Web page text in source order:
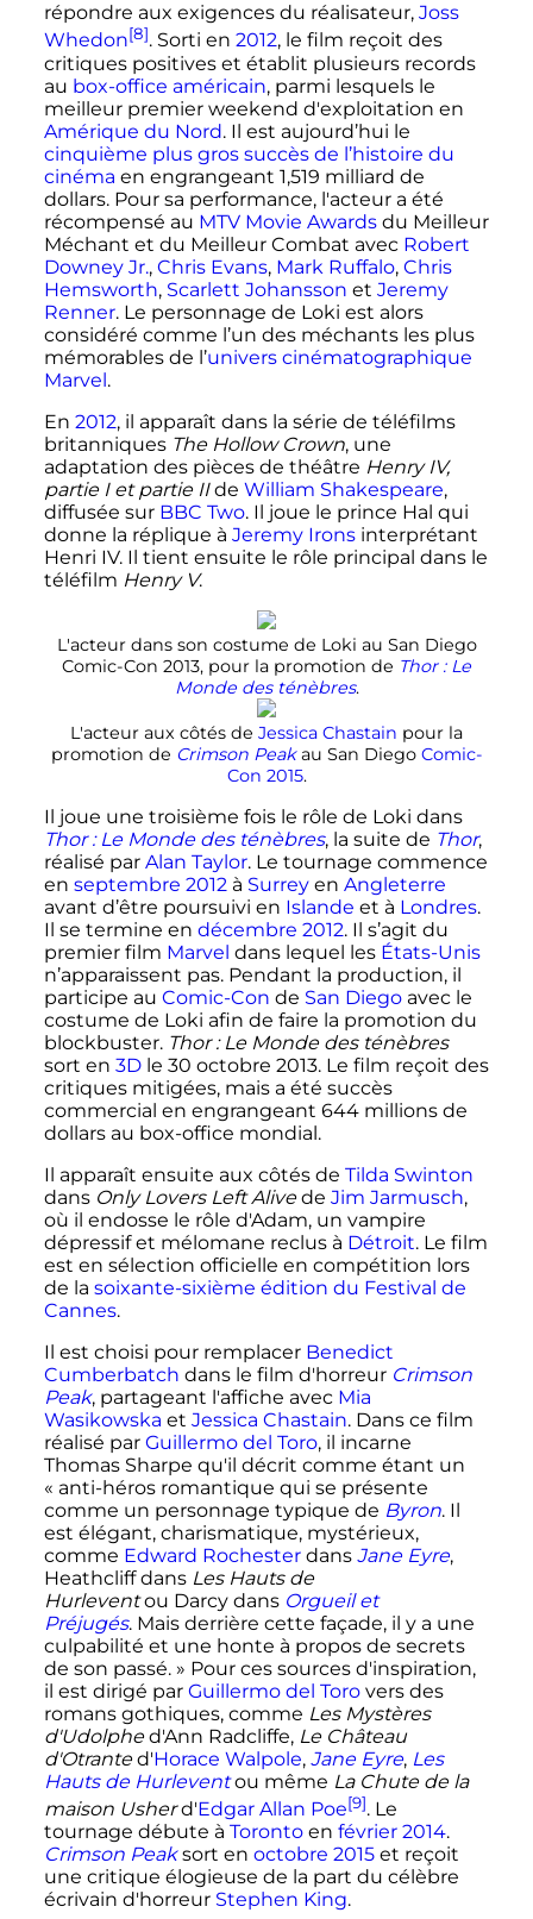
répondre aux exigences du réalisateur, Joss
Whedon[8]. Sorti en 2012, le film reçoit des
critiques positives et établit plusieurs records
au box-office américain, parmi lesquels le
meilleur premier weekend d'exploitation en
Amérique du Nord. Il est aujourd’hui le
cinquième plus gros succès de l’histoire du
cinéma en engrangeant 1,519 milliard de
dollars. Pour sa performance, l'acteur a été
récompensé au MTV Movie Awardsdu Meilleur
Méchant et du Meilleur Combat avec Robert
Downey Jr., Chris Evans, Mark Ruffalo, Chris
Hemsworth, Scarlett Johansson et Jeremy
Renner. Le personnage de Loki est alors
considéré comme l’un des méchants les plus
mémorables de l’univers cinématographique
Marvel.
En 2012, il apparaît dans la série de téléfilms
britanniques The Hollow Crown, une
adaptation des pièces de théâtre Henry IV,
partie I et partie IIde William Shakespeare,
diffusée sur BBC Two. Il joue le prince Hal qui
donne la réplique à Jeremy Ironsinterprétant
Henri IV. Il tient ensuite le rôle principal dans le
téléfilm Henry V.
L'acteur dans son costume de Loki au San Diego
Comic-Con 2013, pour la promotion de Thor : Le
Monde des ténèbres.
L'acteur aux côtés de Jessica Chastain pour la
promotion de Crimson Peakau San Diego Comic-
Con 2015.
Il joue une troisième fois le rôle de Loki dans
Thor : Le Monde des ténèbres, la suite de Thor,
réalisé par Alan Taylor. Le tournage commence
en septembre 2012 à Surreyen Angleterre
avant d’être poursuivi en Islande et à Londres.
Il se termine en décembre 2012. Il s’agit du
premier film Marvel dans lequel les États-Unis
n’apparaissent pas. Pendant la production, il
participe au Comic-Con de San Diegoavec le
costume de Loki afin de faire la promotion du
blockbuster. Thor : Le Monde des ténèbres
sort en 3Dle 30 octobre 2013. Le film reçoit des
critiques mitigées, mais a été succès
commercial en engrangeant 644 millions de
dollars au box-office mondial.
Il apparaît ensuite aux côtés de Tilda Swinton
dans Only Lovers Left Alivede Jim Jarmusch,
où il endosse le rôle d'Adam, un vampire
dépressif et mélomane reclus à Détroit. Le film
est en sélection officielle en compétition lors
de la soixante-sixième édition du Festival de
Cannes.
Il est choisi pour remplacer Benedict
Cumberbatch dans le film d'horreur Crimson
Peak, partageant l'affiche avec Mia
Wasikowska et Jessica Chastain. Dans ce film
réalisé par Guillermo del Toro, il incarne
Thomas Sharpe qu'il décrit comme étant un
« anti-héros romantique qui se présente
comme un personnage typique de Byron. Il
est élégant, charismatique, mystérieux,
comme Edward Rochesterdans Jane Eyre,
Heathcliff dans Les Hauts de
Hurleventou Darcy dans Orgueil et
Préjugés. Mais derrière cette façade, il y a une
culpabilité et une honte à propos de secrets
de son passé. » Pour ces sources d'inspiration,
il est dirigé par Guillermo del Torovers des
romans gothiques, comme Les Mystères
d'Udolphed'Ann Radcliffe, Le Château
d'Otranted'Horace Walpole, Jane Eyre, Les
Hauts de Hurleventou même La Chute de la
maison Usherd'Edgar Allan Poe[9]. Le
tournage débute à Torontoen février 2014.
Crimson Peaksort en octobre 2015et reçoit
une critique élogieuse de la part du célèbre
écrivain d'horreur Stephen King.